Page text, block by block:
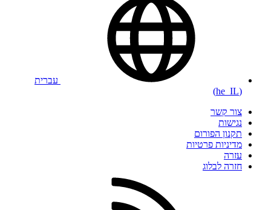
עברית
(he_IL)
צור קשר
נגישות
תקנון הפורום
מדיניות פרטיות
עזרה
חזרה לבלוג